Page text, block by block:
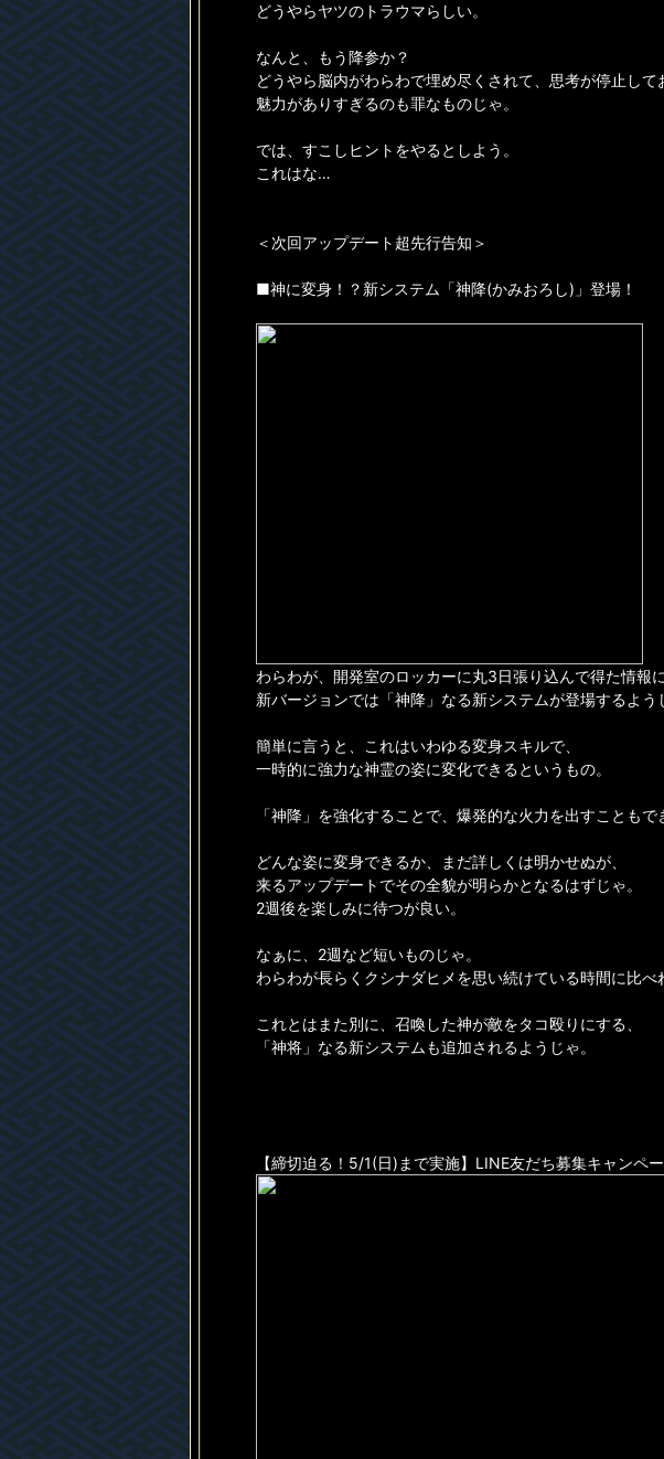
どうやらヤツのトラウマらしい。
なんと、もう降参か？
どうやら脳内がわらわで埋め尽くされて、思考が停止して
魅力がありすぎるのも罪なものじゃ。
では、すこしヒントをやるとしよう。
これはな…
＜次回アップデート超先行告知＞
■神に変身！？新システム「神降(かみおろし)」登場！
わらわが、開発室のロッカーに丸3日張り込んで得た情報に
新バージョンでは「神降」なる新システムが登場するよう
簡単に言うと、これはいわゆる変身スキルで、
一時的に強力な神霊の姿に変化できるというもの。
「神降」を強化することで、爆発的な火力を出すこともで
どんな姿に変身できるか、まだ詳しくは明かせぬが、
来るアップデートでその全貌が明らかとなるはずじゃ。
2週後を楽しみに待つが良い。
なぁに、2週など短いものじゃ。
わらわが長らくクシナダヒメを思い続けている時間に比べ
これとはまた別に、召喚した神が敵をタコ殴りにする、
「神将」なる新システムも追加されるようじゃ。
【締切迫る！5/1(日)まで実施】LINE友だち募集キャンペ